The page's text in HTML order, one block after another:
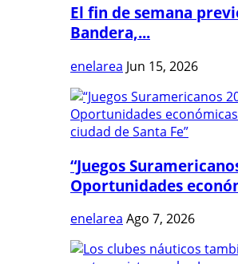
El fin de semana
Bandera,...
enelarea Jun 15, 2026
“Juegos
Oportunidades
enelarea Ago 7, 2026